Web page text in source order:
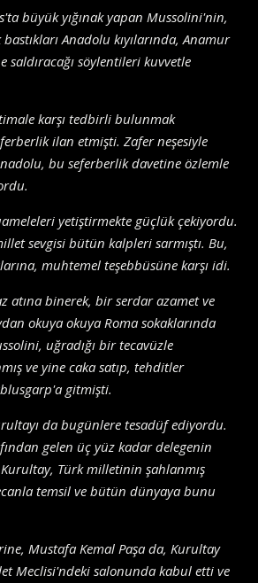
büyük yığınak yapan Mussolini'nin,
Anadolu kıyılarında, Anamur
saldıracağı söylentileri kuvvetle
karşı tedbirli bulunmak
ilan etmişti. Zafer neşesiyle
bu seferberlik davetine özlemle
yetiştirmekte güçlük çekiyordu.
sevgisi bütün kalpleri sarmıştı. Bu,
muhtemel teşebbüsüne karşı idi.
atına binerek, bir serdar azamet ve
okuya okuya Roma sokaklarında
uğradığı bir tecavüzle
ve yine caka satıp, tehditler
gitmişti.
da bugünlere tesadüf ediyordu.
gelen üç yüz kadar delegenin
Türk milletinin şahlanmış
temsil ve bütün dünyaya bunu
Mustafa Kemal Paşa da, Kurultay
Meclisi'ndeki salonunda kabul etti ve